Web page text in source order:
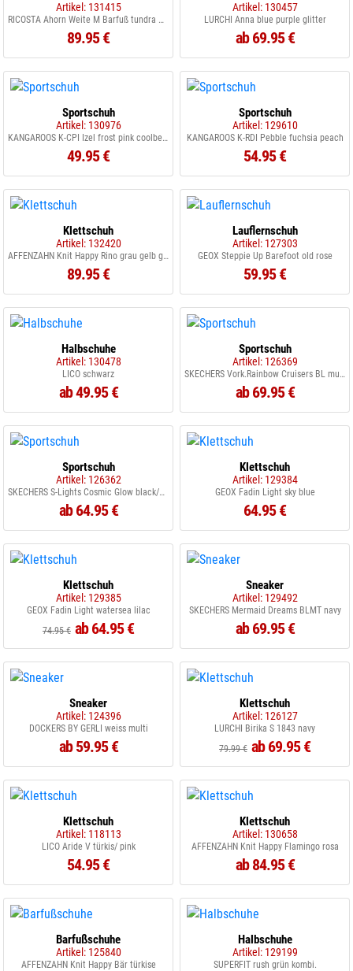
Artikel: 131415
RICOSTA Ahorn Weite M Barfuß tundra mallow
89.95 €
Artikel: 130457
LURCHI Anna blue purple glitter
ab 69.95 €
Sportschuh
Artikel: 130976
KANGAROOS K-CPI Izel frost pink coolbeige
49.95 €
Sportschuh
Artikel: 129610
KANGAROOS K-RDI Pebble fuchsia peach
54.95 €
Klettschuh
Artikel: 132420
AFFENZAHN Knit Happy Rino grau gelb grün
89.95 €
Lauflernschuh
Artikel: 127303
GEOX Steppie Up Barefoot old rose
59.95 €
Halbschuhe
Artikel: 130478
LICO schwarz
ab 49.95 €
Sportschuh
Artikel: 126369
SKECHERS Vork.Rainbow Cruisers BL multi
ab 69.95 €
Sportschuh
Artikel: 126362
SKECHERS S-Lights Cosmic Glow black/multi BKMT
ab 64.95 €
Klettschuh
Artikel: 129384
GEOX Fadin Light sky blue
64.95 €
Klettschuh
Artikel: 129385
GEOX Fadin Light watersea lilac
74.95 € ab 64.95 €
Sneaker
Artikel: 129492
SKECHERS Mermaid Dreams BLMT navy
ab 69.95 €
Sneaker
Artikel: 124396
DOCKERS BY GERLI weiss multi
ab 59.95 €
Klettschuh
Artikel: 126127
LURCHI Birika S 1843 navy
79.99 € ab 69.95 €
Klettschuh
Artikel: 118113
LICO Aride V türkis/ pink
54.95 €
Klettschuh
Artikel: 130658
AFFENZAHN Knit Happy Flamingo rosa
ab 84.95 €
Barfußschuhe
Artikel: 125840
AFFENZAHN Knit Happy Bär türkise
Halbschuhe
Artikel: 129199
SUPERFIT rush grün kombi.